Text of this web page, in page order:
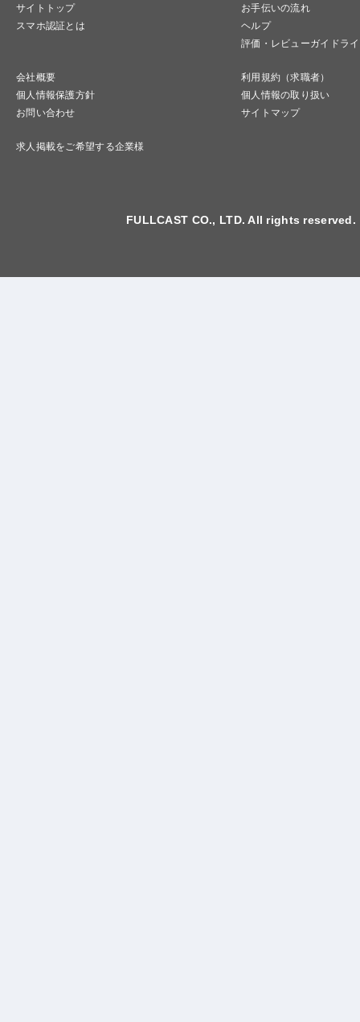
サイトトップ
お手伝いの流れ
スマホ認証とは
ヘルプ
評価・レビューガイドラ
会社概要
利用規約（求職者）
個人情報保護方針
個人情報の取り扱い
お問い合わせ
サイトマップ
求人掲載をご希望する企業様
FULLCAST CO., LTD. All rights reserved.